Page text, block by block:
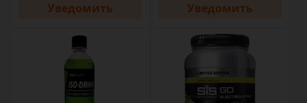
Уведомить Уведомить